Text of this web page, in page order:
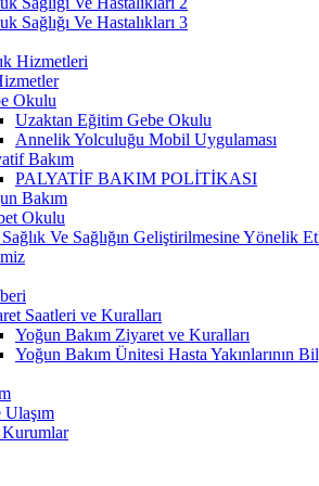
Sağlığı Ve Hastalıkları 3
Hizmetleri
Okulu
Uzaktan Eğitim Gebe Okulu
Annelik Yolculuğu Mobil Uygulaması
Bakım
PALYATİF BAKIM POLİTİKASI
Bakım
Okulu
Ve Sağlığın Geliştirilmesine Yönelik
Saatleri ve Kuralları
Yoğun Bakım Ziyaret ve Kuralları
Yoğun Bakım Ünitesi Hasta Yakınlarının
Kurumlar